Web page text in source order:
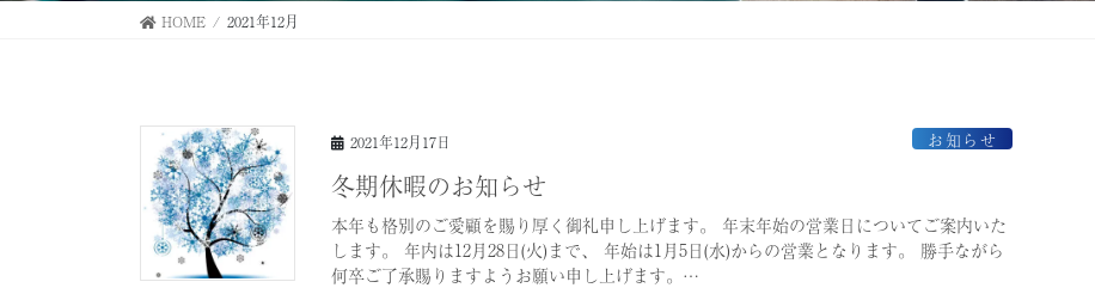
HOME 2021年12月
2021年12月17日 お知らせ
冬期休暇のお知らせ
本年も格別のご愛顧を賜り厚く御礼申し上げます。 年末年始の営業日についてご案内いた
します。 年内は12月28日(火)まで、 年始は1月5日(水)からの営業となります。 勝手ながら
何卒ご了承賜りますようお願い申し上げます。…